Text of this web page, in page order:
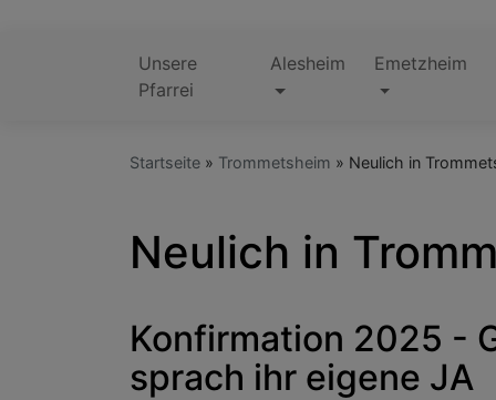
Hauptnavigation
Unsere
Pfarrei
Alesheim Emetzheim
Startseite Trommetsheim Neulich in
Neulich in
Konfirmation 2025 -
sprach ihr eigene JA